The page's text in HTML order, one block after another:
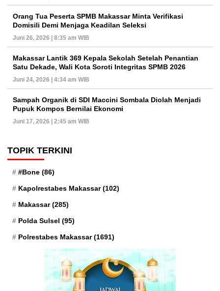
Orang Tua Peserta SPMB Makassar Minta Verifikasi
Domisili Demi Menjaga Keadilan Seleksi
Juni 26, 2026 | 8:35 am WIB
Makassar Lantik 369 Kepala Sekolah Setelah Penantian
Satu Dekade, Wali Kota Soroti Integritas SPMB 2026
Juni 24, 2026 | 4:34 am WIB
Sampah Organik di SDI Maccini Sombala Diolah Menjadi
Pupuk Kompos Bernilai Ekonomi
Juni 17, 2026 | 2:45 am WIB
TOPIK TERKINI
#Bone (86)
Kapolrestabes Makassar(102)
Makassar(285)
Polda Sulsel (95)
Polrestabes Makassar(1691)